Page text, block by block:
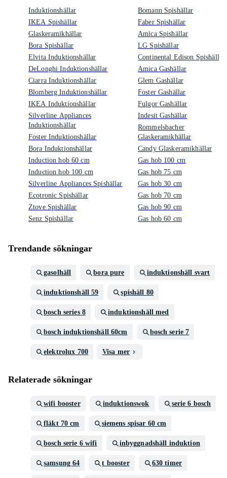
Induktionshällar
IKEA Spishällar
Glaskeramikhällar
Bora Spishällar
Elvita Induktionshällar
DeLonghi Induktionshällar
Ciarra Induktionshällar
Blomberg Induktionshällar
IKEA Induktionshällar
Silverline Appliances
Induktionshällar
Foster Induktionshällar
Bora Induktionshällar
Induction hob 60 cm
Induction hob 100 cm
Silverline Appliances Spishällar
Ecotronic Spishällar
Ztove Spishällar
Senz Spishällar
Bomann Spishällar
Faber Spishällar
Amica Spishällar
LG Spishällar
Continental Edison Spishällar
Amica Gashällar
Glem Gashällar
Foster Gashällar
Fulgor Gashällar
Indesit Gashällar
Rommelsbacher
Glaskeramikhällar
Candy Glaskeramikhällar
Gas hob 100 cm
Gas hob 75 cm
Gas hob 30 cm
Gas hob 70 cm
Gas hob 90 cm
Gas hob 60 cm
Trendande sökningar
gasolhäll bora pure induktionshäll svart
induktionshäll 59 spishäll 80
bosch series 8 induktionshäll med
bosch induktionshäll 60cm bosch serie 7
elektrolux 700 Visa mer
Relaterade sökningar
wifi booster induktionswok serie 6 bosch
fläkt 70 cm siemens spisar 60 cm
bosch serie 6 wifi inbyggnadshäll induktion
samsung 64 t booster 630 timer